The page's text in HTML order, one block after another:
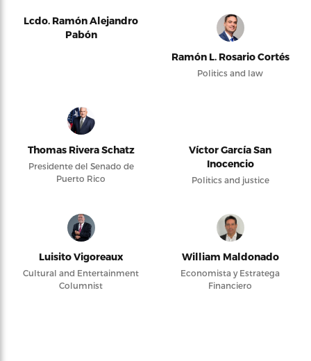
Lcdo. Ramón Alejandro
Pabón
Ramón L. Rosario Cortés
Politics and law
Thomas Rivera Schatz
Presidente del Senado de
Puerto Rico
Víctor García San
Inocencio
Politics and justice
Luisito Vigoreaux
Cultural and Entertainment
Columnist
William Maldonado
Economista y Estratega
Financiero